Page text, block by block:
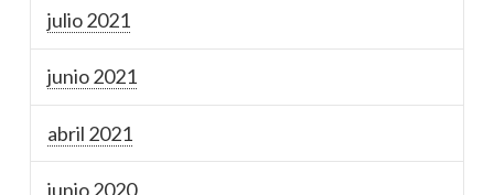
julio 2021
junio 2021
abril 2021
junio 2020